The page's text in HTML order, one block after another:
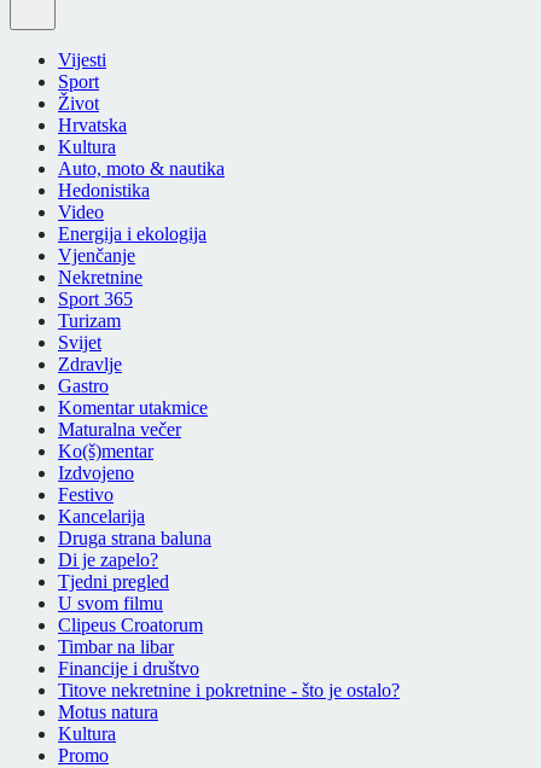
Vijesti
Sport
Život
Hrvatska
Kultura
Auto, moto & nautika
Hedonistika
Video
Energija i ekologija
Vjenčanje
Nekretnine
Sport 365
Turizam
Svijet
Zdravlje
Gastro
Komentar utakmice
Maturalna večer
Ko(š)mentar
Izdvojeno
Festivo
Kancelarija
Druga strana baluna
Di je zapelo?
Tjedni pregled
U svom filmu
Clipeus Croatorum
Timbar na libar
Financije i društvo
Titove nekretnine i pokretnine - što je ostalo?
Motus natura
Kultura
Promo